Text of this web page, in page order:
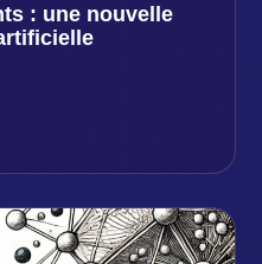
: une nouvelle